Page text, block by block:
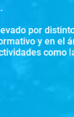
por distintos
y en el
como la